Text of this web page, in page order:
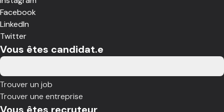
Facebook
LinkedIn
Twitter
Vous êtes candidat.e
Trouver un job
Trouver une entreprise